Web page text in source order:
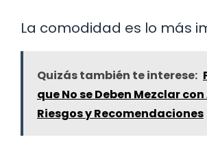
La comodidad es lo más
Quizás también te interese:
que No se Deben Mezclar
Riesgos y Recomendaciones